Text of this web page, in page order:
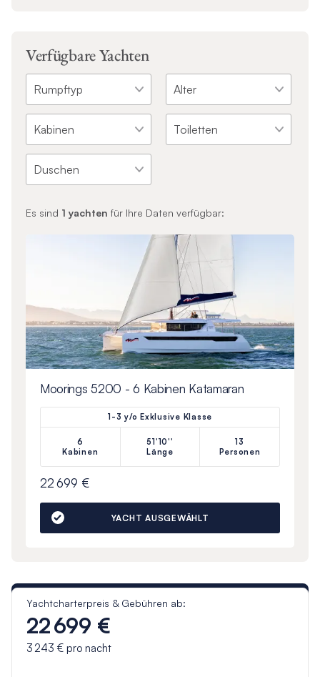
Verfügbare Yachten
Es sind 1 yachten für Ihre Daten verfügbar:
Moorings 5200 - 6 Kabinen Katamaran
1-3 y/o Exklusive Klasse
6
Kabinen
51'10''
Länge
13
Personen
22 699 €
YACHT AUSGEWÄHLT
Yachtcharterpreis & Gebühren ab:
22 699 €
3 243 €pro nacht